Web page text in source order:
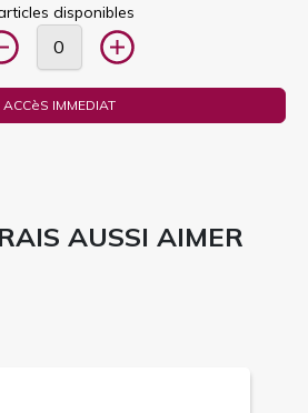
disponibles
ACCèS IMMEDIAT
AUSSI AIMER